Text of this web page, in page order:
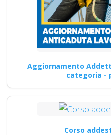
Aggiornamento
categoria -
Corso